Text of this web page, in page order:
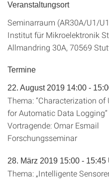
Veranstaltungsort
Seminarraum (AR30A/U1/
Institut für Mikroelektronik
Allmandring 30A, 70569
Termine
22. August 2019 14:00 -
Thema: “Characterization
for Automatic Data Logging“
Vortragende: Omar Esmail
Forschungsseminar
28. März 2019 15:00 - 15:45
Thema: „Intelligente